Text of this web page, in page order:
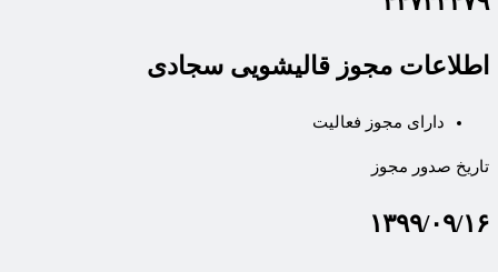
اطلاعات مجوز قالیشویی سجادی
دارای مجوز فعالیت
تاریخ صدور مجوز
۱۳۹۹/۰۹/۱۶